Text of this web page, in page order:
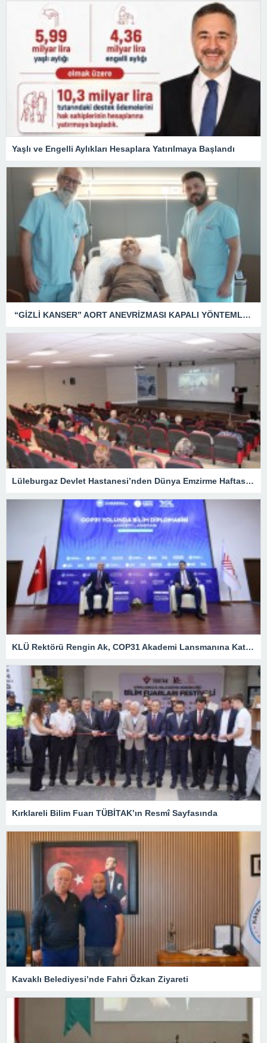
Yaşlı ve Engelli Aylıkları Hesaplara Yatırılmaya Başlandı
“GİZLİ KANSER” AORT ANEVRİZMASI KAPALI YÖNTEMLE TEDAVİ EDİLDİ
Lüleburgaz Devlet Hastanesi’nden Dünya Emzirme Haftası Katılımı
KLÜ Rektörü Rengin Ak, COP31 Akademi Lansmanına Katıldı
Kırklareli Bilim Fuarı TÜBİTAK’ın Resmî Sayfasında
Kavaklı Belediyesi’nde Fahri Özkan Ziyareti